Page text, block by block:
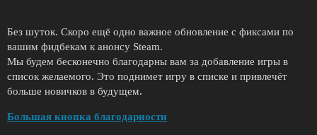
Без шуток. Скоро ещё одно важное обновление с фиксами по
вашим фидбекам к анонсу Steam.
Мы будем бесконечно благодарны вам за добавление игры в
список желаемого. Это поднимет игру в списке и привлечёт
больше новичков в будущем.
Большая кнопка благодарности